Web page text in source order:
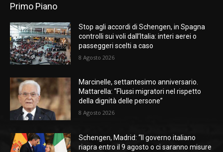
Primo Piano
Stop agli accordi di Schengen, in Spagna
controlli sui voli dall’Italia: interi aerei o
passeggeri scelti a caso
8 Agosto 2026
Marcinelle, settantesimo anniversario.
Mattarella: “Flussi migratori nel rispetto
della dignità delle persone”
8 Agosto 2026
Schengen, Madrid: “Il governo italiano
riapra entro il 9 agosto o ci saranno misure